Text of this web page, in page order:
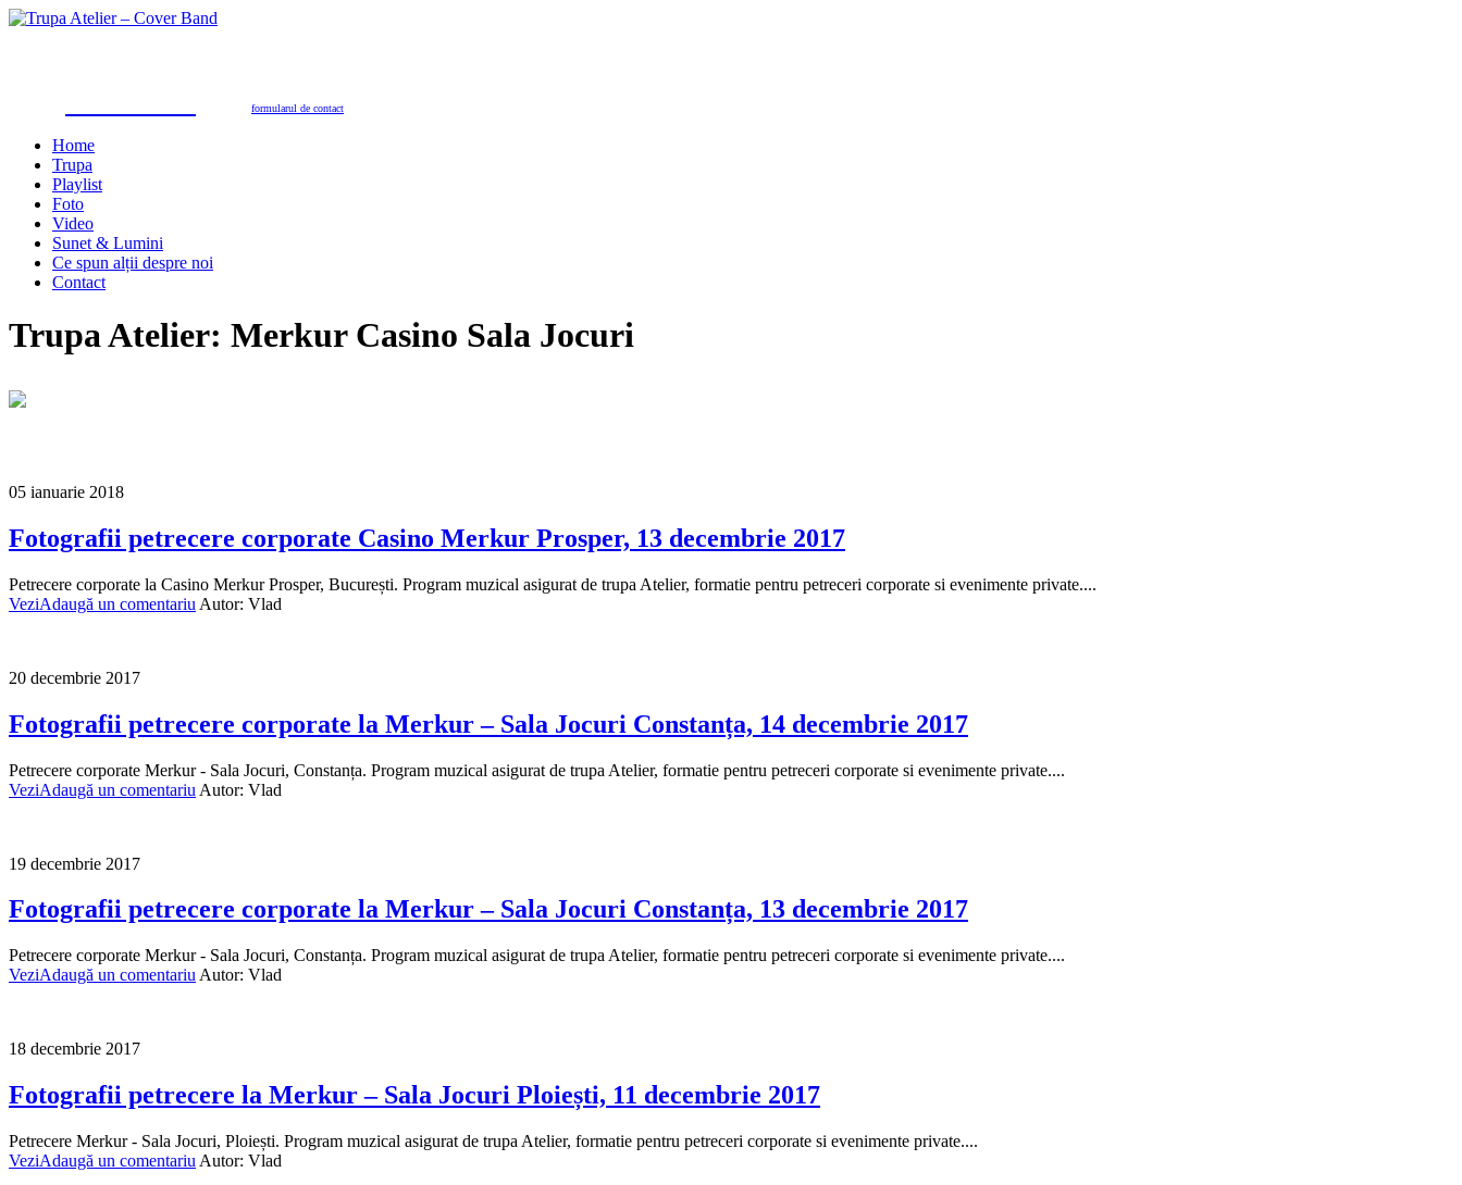
formularul de contact
Home
Trupa
Playlist
Foto
Video
Sunet & Lumini
Ce spun alții despre noi
Contact
Trupa Atelier: Merkur Casino Sala Jocuri
05 ianuarie 2018
Fotografii petrecere corporate Casino Merkur Prosper, 13 decembrie 2017
Petrecere corporate la Casino Merkur Prosper, București. Program muzical asigurat de trupa Atelier, formatie pentru petreceri corporate si evenimente private....
VeziAdaugă un comentariu Autor: Vlad
20 decembrie 2017
Fotografii petrecere corporate la Merkur – Sala Jocuri Constanța, 14 decembrie 2017
Petrecere corporate Merkur - Sala Jocuri, Constanța. Program muzical asigurat de trupa Atelier, formatie pentru petreceri corporate si evenimente private....
VeziAdaugă un comentariu Autor: Vlad
19 decembrie 2017
Fotografii petrecere corporate la Merkur – Sala Jocuri Constanța, 13 decembrie 2017
Petrecere corporate Merkur - Sala Jocuri, Constanța. Program muzical asigurat de trupa Atelier, formatie pentru petreceri corporate si evenimente private....
VeziAdaugă un comentariu Autor: Vlad
18 decembrie 2017
Fotografii petrecere la Merkur – Sala Jocuri Ploiești, 11 decembrie 2017
Petrecere Merkur - Sala Jocuri, Ploiești. Program muzical asigurat de trupa Atelier, formatie pentru petreceri corporate si evenimente private....
VeziAdaugă un comentariu Autor: Vlad